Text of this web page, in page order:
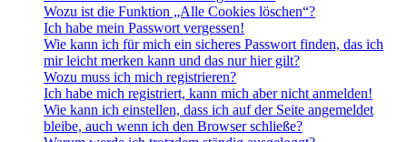
Wozu ist die Funktion „Alle Cookies löschen“?
Ich habe mein Passwort vergessen!
Wie kann ich für mich ein sicheres Passwort finden, das ich
mir leicht merken kann und das nur hier gilt?
Wozu muss ich mich registrieren?
Ich habe mich registriert, kann mich aber nicht anmelden!
Wie kann ich einstellen, dass ich auf der Seite angemeldet
bleibe, auch wenn ich den Browser schließe?